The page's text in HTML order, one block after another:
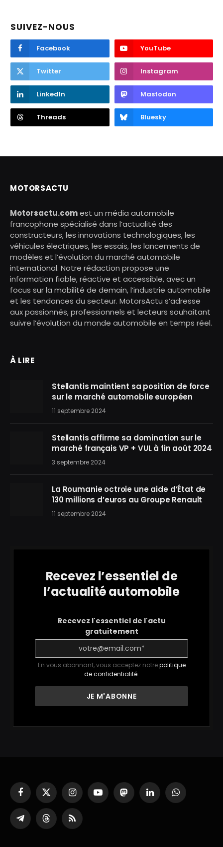
SUIVEZ-NOUS
Facebook YouTube
Twitter Instagram
LinkedIn Mastodon
Threads Bluesky
MOTORSACTU
Motorsactu.comest un média automobile
francophone spécialisé dans l’actualité des
constructeurs, les innovations technologiques, les
véhicules électriques, les essais, les lancements de
modèles et l’évolution du marché automobile
international. Notre rédaction propose une
information fiable, réactive et accessible, avec un
focus sur la mobilité de demain, l’industrie automobile
et les tendances du secteur. MotorsActu s’adresse
aux passionnés, professionnels et lecteurs souhaitant
suivre l’évolution du monde automobile en temps réel.
À LIRE
Stellantis maintient sa position de force
sur le marché automobile européen
11 septembre 2024
Stellantis affirme sa domination sur le
marché français VP + VUL à fin août 2024
3 septembre 2024
La Roumanie octroie une aide d’État de
130 millions d’euros au Groupe Renault
11 septembre 2024
Recevez l’essentiel de
l’actualité automobile
Recevez l'essentiel de l'actu
gratuitement
En vous abonnant, vous acceptez notrepolitique
de confidentialité.
Facebook
X
(Twitter)
InstagramYouTubeMastodonLinkedInWhatsApp
Partager
sur
ThreadsRSS